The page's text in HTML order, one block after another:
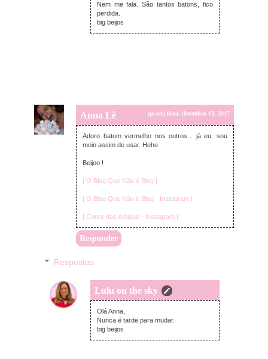
Nem me fala. São tantos batons, fico
perdida.
big beijos
Anna Lê quarta-feira, dezembro 13, 2017
Adoro batom vermelho nos outros... já eu, sou
meio assim de usar. Hehe.
Beijoo !
| O Blog Que Não é Blog |
| O Blog Que Não é Blog - Instagram |
| Cores das Amigas - Instagram |
Responder
Respostas
Lulu on the sky
quinta-feira, dezembro 14, 2017
Olá Anna,
Nunca é tarde para mudar.
big beijos